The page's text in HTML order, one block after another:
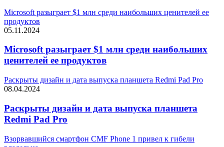
Microsoft разыграет $1 млн среди наибольших ценителей ее
продуктов
05.11.2024
Microsoft разыграет $1 млн среди наибольших
ценителей ее продуктов
Раскрыты дизайн и дата выпуска планшета Redmi Pad Pro
08.04.2024
Раскрыты дизайн и дата выпуска планшета
Redmi Pad Pro
Взорвавшийся смартфон CMF Phone 1 привел к гибели